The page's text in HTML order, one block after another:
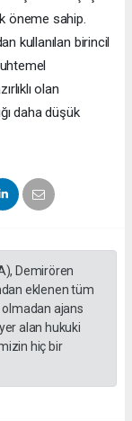
öneme sahip.
kullanılan birincil
olan
daha düşük
Demirören
eklenen tüm
ajans
alan hukuki
hiç bir